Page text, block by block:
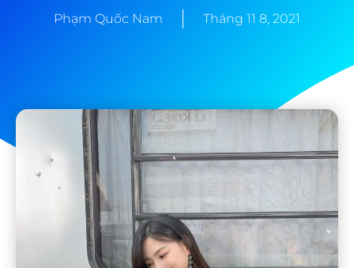
Phạm Quốc Nam Tháng 11 8, 2021